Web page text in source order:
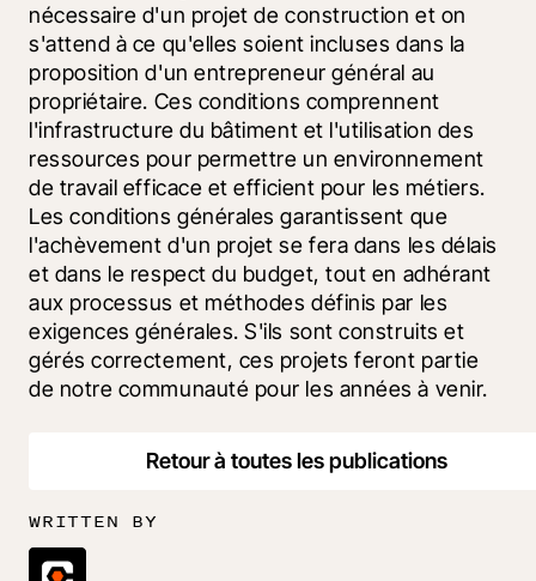
nécessaire d'un projet de construction et on
s'attend à ce qu'elles soient incluses dans la
proposition d'un entrepreneur général au
propriétaire. Ces conditions comprennent
l'infrastructure du bâtiment et l'utilisation des
ressources pour permettre un environnement
de travail efficace et efficient pour les métiers.
Les conditions générales garantissent que
l'achèvement d'un projet se fera dans les délais
et dans le respect du budget, tout en adhérant
aux processus et méthodes définis par les
exigences générales. S'ils sont construits et
gérés correctement, ces projets feront partie
de notre communauté pour les années à venir.
Retour à toutes les publications
WRITTEN BY